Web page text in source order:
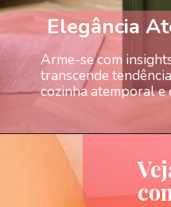
Elegância
Arme-se com
transcende
cozinha atemporal